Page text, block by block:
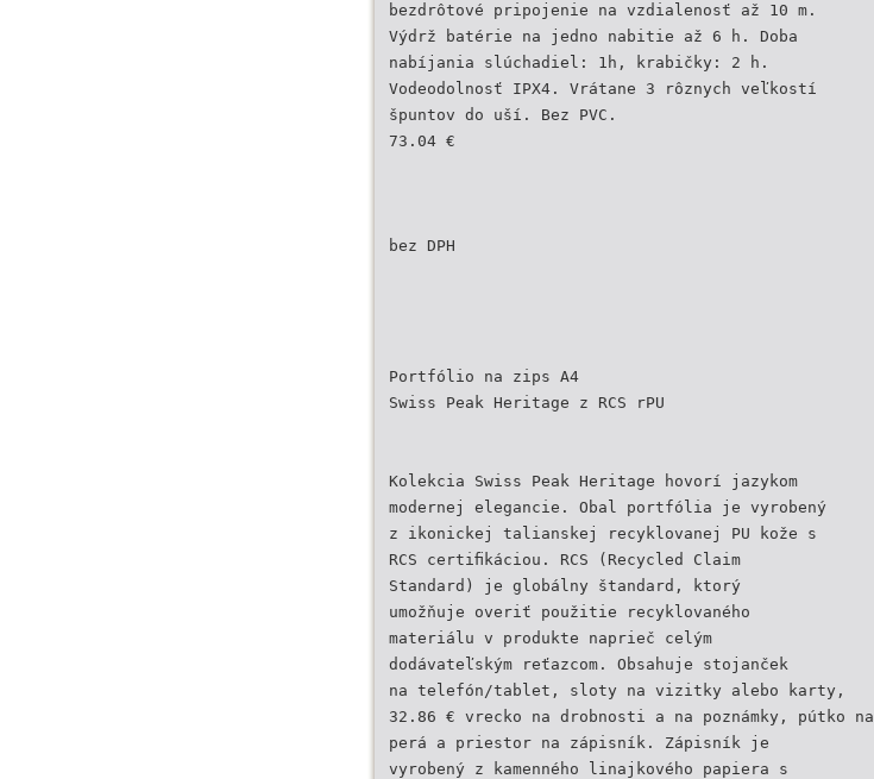
bezdrôtové pripojenie na vzdialenosť až 10 m.
Výdrž batérie na jedno nabitie až 6 h. Doba
nabíjania slúchadiel: 1h, krabičky: 2 h.
Vodeodolnosť IPX4. Vrátane 3 rôznych veľkostí
špuntov do uší. Bez PVC.
73.04 €
bez DPH
Portfólio na zips A4
Swiss Peak Heritage z RCS rPU
Kolekcia Swiss Peak Heritage hovorí jazykom
modernej elegancie. Obal portfólia je vyrobený
z ikonickej talianskej recyklovanej PU kože s
RCS certiﬁkáciou. RCS (Recycled Claim
Standard) je globálny štandard, ktorý
umožňuje overiť použitie recyklovaného
materiálu v produkte naprieč celým
dodávateľským reťazcom. Obsahuje stojanček
na telefón/tablet, sloty na vizitky alebo karty,
32.86 € vrecko na drobnosti a na poznámky, pútko na
perá a priestor na zápisník. Zápisník je
vyrobený z kamenného linajkového papiera s